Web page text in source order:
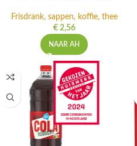
Frisdrank, sappen, koffie, thee
€2,56
NAAR AH